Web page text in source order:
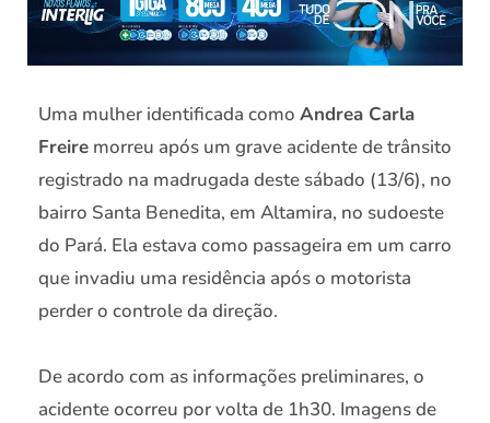
Uma mulher identificada como Andrea Carla
Freire morreu após um grave acidente de trânsito
registrado na madrugada deste sábado (13/6), no
bairro Santa Benedita, em Altamira, no sudoeste
do Pará. Ela estava como passageira em um carro
que invadiu uma residência após o motorista
perder o controle da direção.
De acordo com as informações preliminares, o
acidente ocorreu por volta de 1h30. Imagens de